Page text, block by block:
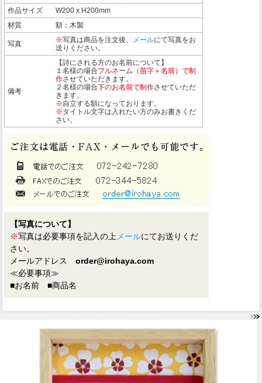
作品サイズ
W200 x H200mm
材質
額：木製
写真 ※写真は商品を注文後、 メールにて写真をお
送りください。
備考
【詩にされる方のお名前について】
１名様の場合フルネーム（苗字＋名前）で制
作させていただきます。
２名様の場合下のお名前で制作させていただ
きます。
※自立する額になっております。
※タイトル文字は入れたい方のみお書きくだ
さい。
【写真について】
※写真は必要事項を記入の上 メールにてお送りくだ
さい。
メールアドレス order@irohaya.com
≪必要事項≫
■お名前 ■商品名